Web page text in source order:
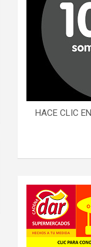
HACE CLIC